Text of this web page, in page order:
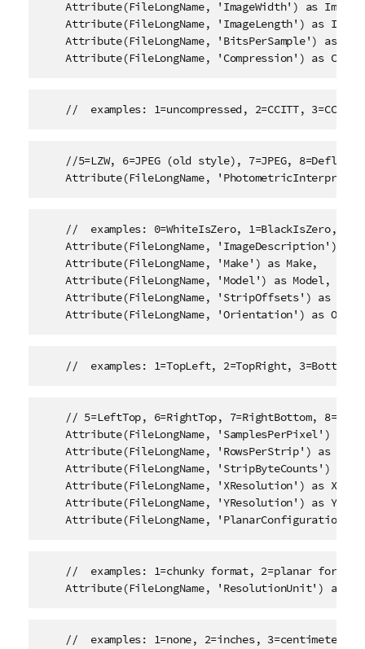
Attribute(FileLongName, 'ImageWidth') as
Attribute(FileLongName, 'ImageLength') as
Attribute(FileLongName, 'BitsPerSample') as
Attribute(FileLongName, 'Compression') as
//  examples: 1=uncompressed, 2=CCITT, 3=CCITT
//5=LZW, 6=JPEG (old style), 7=JPEG,
Attribute(FileLongName,
//  examples: 0=WhiteIsZero, 1=BlackIsZero,
Attribute(FileLongName, 'ImageDescription') as
    Attribute(FileLongName, 'Make') as Make,
    Attribute(FileLongName, 'Model') as Model,
Attribute(FileLongName, 'StripOffsets') as
Attribute(FileLongName, 'Orientation') as
//  examples: 1=TopLeft, 2=TopRight,
// 5=LeftTop, 6=RightTop, 7=RightBottom,
Attribute(FileLongName, 'SamplesPerPixel') as
Attribute(FileLongName, 'RowsPerStrip') as
Attribute(FileLongName, 'StripByteCounts') as
Attribute(FileLongName, 'XResolution') as
Attribute(FileLongName, 'YResolution') as
Attribute(FileLongName,
//  examples: 1=chunky format, 2=planar
Attribute(FileLongName, 'ResolutionUnit') as
    //  examples: 1=none, 2=inches, 3=centimeters,